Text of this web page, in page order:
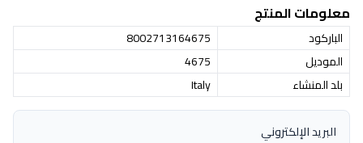
معلومات المنتج
الباركود
8002713164675
الموديل
4675
بلد المنشاء
Italy
البريد الإلكتروني